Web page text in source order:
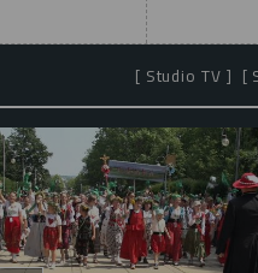
[ Studio TV ] [